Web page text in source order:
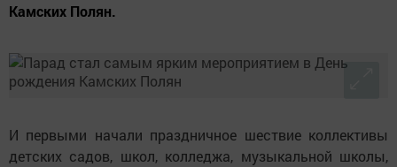
Камских Полян.
И первыми начали праздничное шествие коллективы
детских садов, школ, колледжа, музыкальной школы,